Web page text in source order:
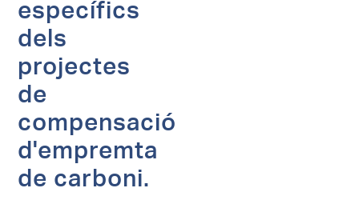
específics
dels
projectes
de
compensació
d'empremta
de carboni.